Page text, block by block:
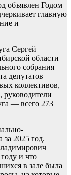
объявлен Годом
главную
и
Сергей
области
собрания
депутатов
коллективов,
руководители
— всего 273
за 2025 год.
и что
в зале была